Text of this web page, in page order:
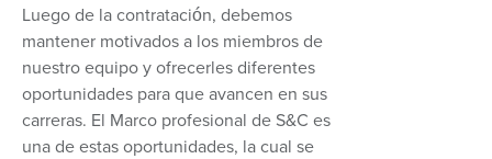
Luego de la contratación, debemos
mantener motivados a los miembros de
nuestro equipo y ofrecerles diferentes
oportunidades para que avancen en sus
carreras. El Marco profesional de S&C es
una de estas oportunidades, la cual se